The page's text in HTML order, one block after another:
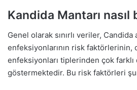
Kandida Mantarı nasıl
Genel olarak sınırlı veriler, Candida
enfeksiyonlarının risk faktörlerinin,
enfeksiyonları tiplerinden çok farklı
göstermektedir. Bu risk faktörleri